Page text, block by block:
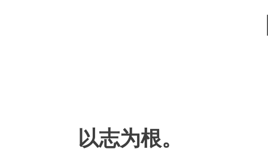
以志为根。